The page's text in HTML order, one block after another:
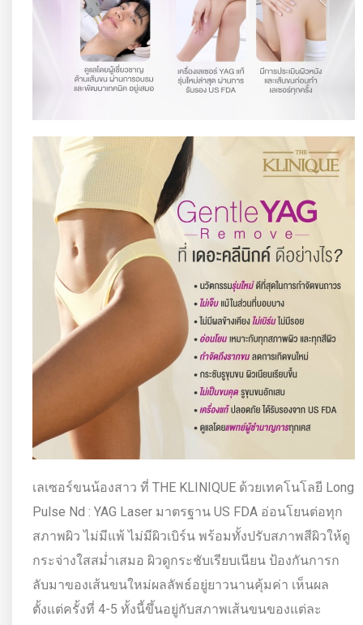
เลเซอร์ขนน้องสาว ที่ THE KLINIQUE ด้วยเทคโนโลยี Long
Pulse Nd : YAG Laser มาตรฐาน US FDA อ่อนโยนต่อทุก
สภาพผิว ไม่มีแพ้ ไม่มีผิวเบิร์น พร้อมทั้งปรับสภาพสีผิวให้ดู
กระจ่างใสสม่ำเสมอ ผิวดูกระชับเรียบเนียน ป้องกันการก
ลับมาของเส้นขนใหม่ผลลัพธ์อยู่ยาวนานคุ้มค่า เห็นผล
ตั้งแต่ครั้งที่ 4-5 ทั้งนี้ขึ้นอยู่กับสภาพเส้นขนของแต่ละ